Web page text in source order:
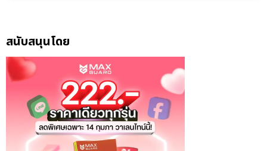
สนับสนุนโดย